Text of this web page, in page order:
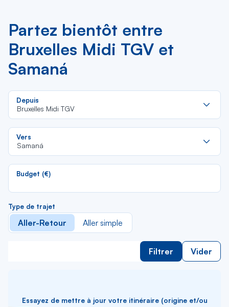
Partez bientôt entre
Bruxelles Midi TGV et
Samaná
Depuis
Bruxelles Midi TGV
Vers
Samaná
Budget (€)
Type de trajet
Aller-Retour Aller simple
Filtrer Vider
Essayez de mettre à jour votre itinéraire (origine et/ou